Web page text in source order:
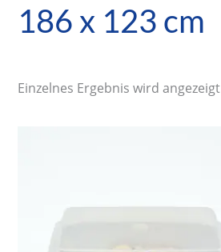
186 x 123 cm
Einzelnes Ergebnis wird angezeigt